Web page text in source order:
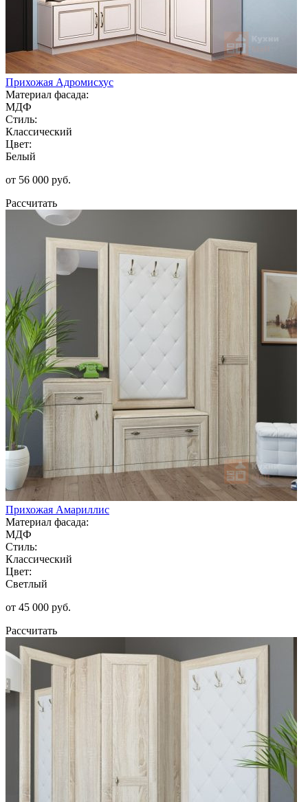
Прихожая Адромисхус
Материал фасада:
МДФ
Стиль:
Классический
Цвет:
Белый
от 56 000 руб.
Рассчитать
Прихожая Амариллис
Материал фасада:
МДФ
Стиль:
Классический
Цвет:
Светлый
от 45 000 руб.
Рассчитать